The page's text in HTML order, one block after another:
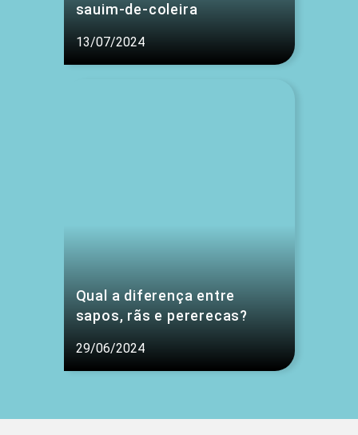
sauim-de-coleira
13/07/2024
Qual a diferença entre
sapos, rãs e pererecas?
29/06/2024